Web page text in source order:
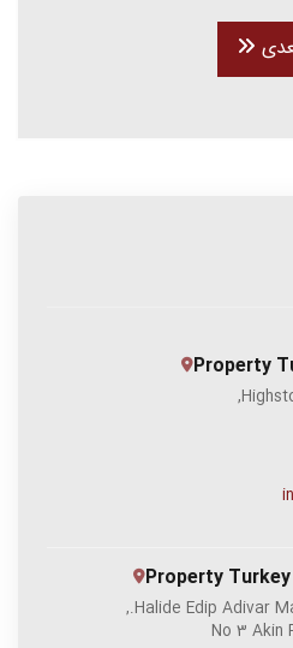
Property
Property
Halide Edip Adivar
No 3 Akin